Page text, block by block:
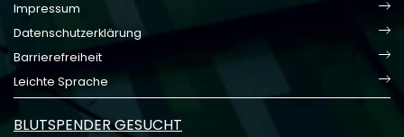
Impressum
Datenschutzerklärung
Barrierefreiheit
Leichte Sprache
BLUTSPENDER GESUCHT